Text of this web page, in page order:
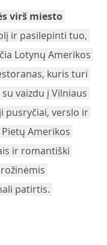
virš miesto
ir pasilepinti tuo,
Lotynų Amerikos
kuris turi
vaizdu į Vilniaus
pusryčiai, verslo ir
Amerikos
ir romantiški
patirtis.